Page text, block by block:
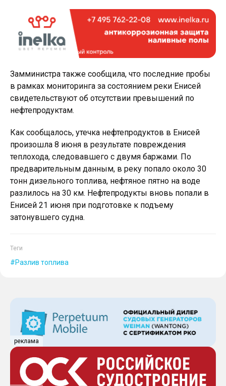
Замминистра также сообщила, что последние пробы
в рамках мониторинга за состоянием реки Енисей
свидетельствуют об отсутствии превышений по
нефтепродуктам.
Как сообщалось, утечка нефтепродуктов в Енисей
произошла 8 июня в результате повреждения
теплохода, следовавшего с двумя баржами. По
предварительным данным, в реку попало около 30
тонн дизельного топлива, нефтяное пятно на воде
разлилось на 30 км. Нефтепродукты вновь попали в
Енисей 21 июня при подготовке к подъему
затонувшего судна.
Теги
Разлив топлива
реклама